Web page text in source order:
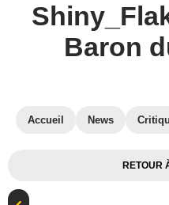
Baron
Accueil News
RETOUR